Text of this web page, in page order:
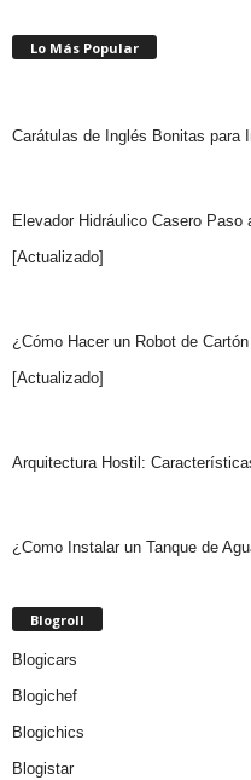
Lo Más Popular
Carátulas de Inglés Bonitas para
Elevador Hidráulico Casero
[Actualizado]
¿Cómo Hacer un Robot de
[Actualizado]
Arquitectura Hostil:
¿Como Instalar un Tanque de
Blogroll
Blogicars
Blogichef
Blogichics
Blogistar